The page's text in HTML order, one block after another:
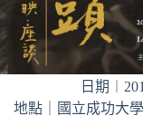
日期
地點｜國立成功大